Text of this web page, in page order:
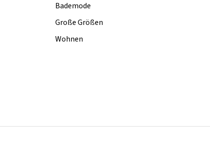
Bademode
Große Größen
Wohnen